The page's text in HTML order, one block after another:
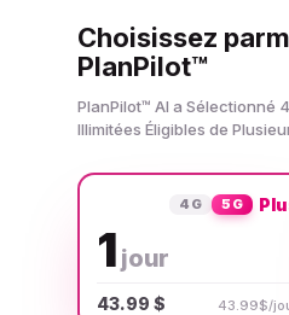
Choisissez
PlanPilot™
PlanPilot™ AI a Sélectionné
Illimitées Éligibles de
4G 5G
1 jour
43.99 $ 43.99$/